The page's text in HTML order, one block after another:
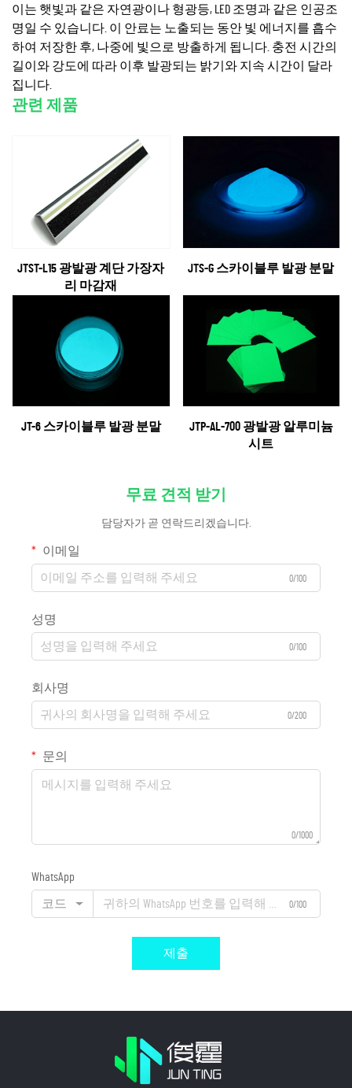
이는 햇빛과 같은 자연광이나 형광등, LED 조명과 같은 인공조
명일 수 있습니다. 이 안료는 노출되는 동안 빛 에너지를 흡수
하여 저장한 후, 나중에 빛으로 방출하게 됩니다. 충전 시간의
길이와 강도에 따라 이후 발광되는 밝기와 지속 시간이 달라
집니다.
관련 제품
JTST-L15 광발광 계단 가장자
리 마감재
JTS-G 스카이블루 발광 분말
JT-6 스카이블루 발광 분말
JTP-AL-700 광발광 알루미늄
시트
무료 견적 받기
담당자가 곧 연락드리겠습니다.
이메일
0/100
성명
0/100
회사명
0/200
문의
0/1000
WhatsApp
코드 0/100
제출